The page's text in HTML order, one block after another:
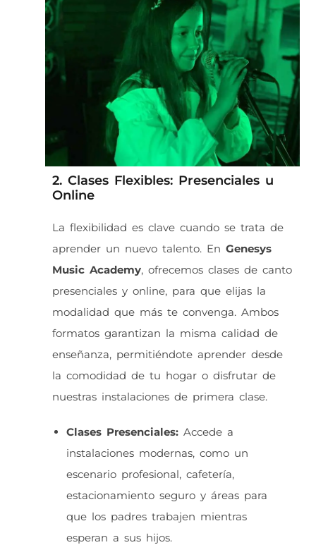
2. Clases Flexibles: Presenciales u
Online
La flexibilidad es clave cuando se trata de
aprender un nuevo talento. En Genesys
Music Academy, ofrecemos clases de canto
presenciales y online, para que elijas la
modalidad que más te convenga. Ambos
formatos garantizan la misma calidad de
enseñanza, permitiéndote aprender desde
la comodidad de tu hogar o disfrutar de
nuestras instalaciones de primera clase.
Clases Presenciales:Accede a
instalaciones modernas, como un
escenario profesional, cafetería,
estacionamiento seguro y áreas para
que los padres trabajen mientras
esperan a sus hijos.